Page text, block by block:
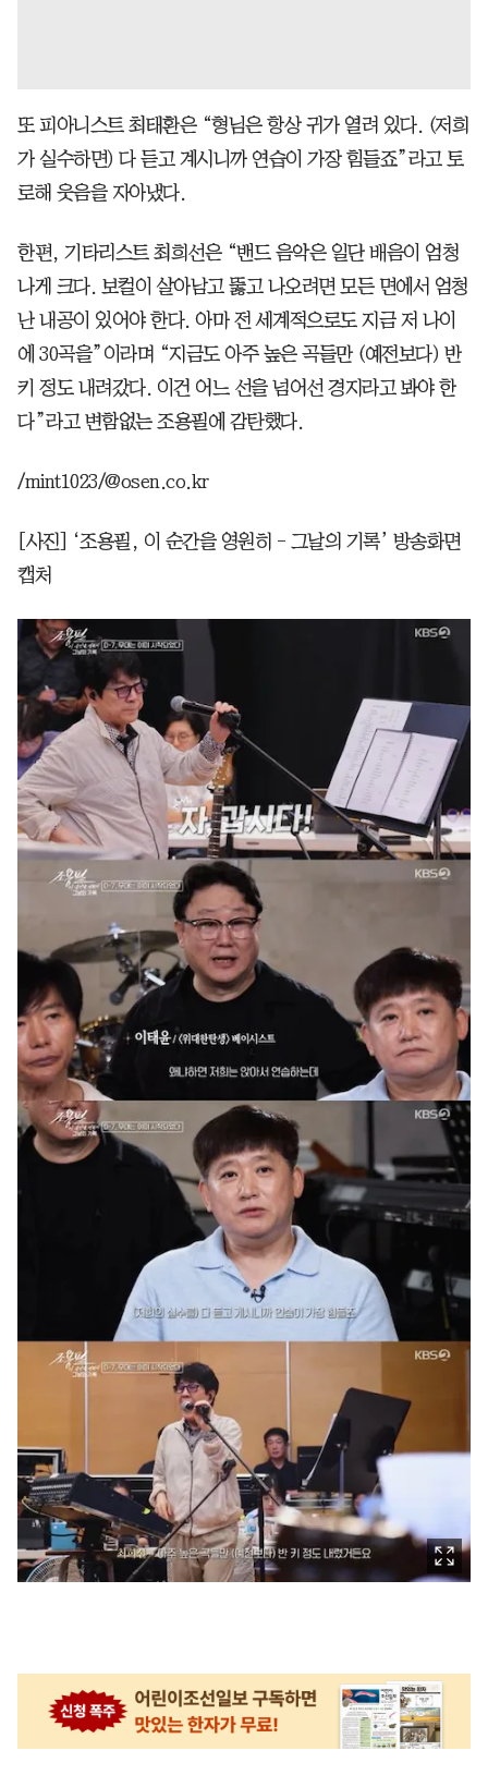
또 피아니스트 최태환은 “형님은 항상 귀가 열려 있다. (저희
가 실수하면) 다 듣고 계시니까 연습이 가장 힘들죠”라고 토
로해 웃음을 자아냈다.
한편, 기타리스트 최희선은 “밴드 음악은 일단 배음이 엄청
나게 크다. 보컬이 살아남고 뚫고 나오려면 모든 면에서 엄청
난 내공이 있어야 한다. 아마 전 세계적으로도 지금 저 나이
에 30곡을”이라며 “지금도 아주 높은 곡들만 (예전보다) 반
키 정도 내려갔다. 이건 어느 선을 넘어선 경지라고 봐야 한
다”라고 변함없는 조용필에 감탄했다.
/mint1023/@osen.co.kr
[사진] ‘조용필, 이 순간을 영원히 - 그날의 기록’ 방송화면
캡처